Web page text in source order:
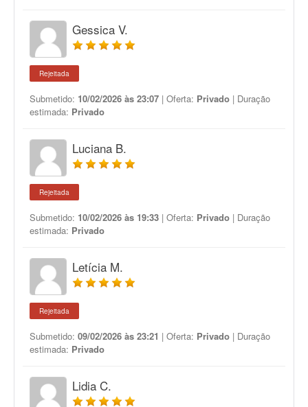
Gessica V.
Rejeitada
Submetido: 10/02/2026 às 23:07 | Oferta: Privado | Duração
estimada: Privado
Luciana B.
Rejeitada
Submetido: 10/02/2026 às 19:33 | Oferta: Privado | Duração
estimada: Privado
Letícia M.
Rejeitada
Submetido: 09/02/2026 às 23:21 | Oferta: Privado | Duração
estimada: Privado
Lidia C.